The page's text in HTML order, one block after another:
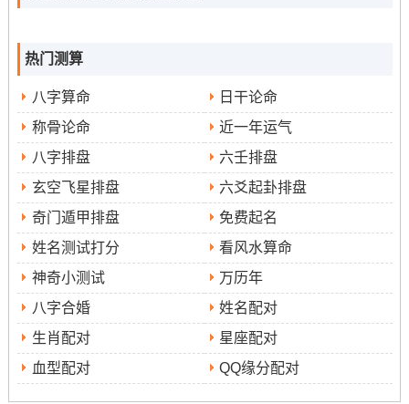
顺利推进！此刻开工能借天时之力；破除障碍！
旺！此时动土寓意以后的日子生活丰足无忧！
申时（下午15点至17点）:天愿吉时标记心愿达成与长久稳
固！适合进行安门、安灶等关键工序！
装修开工的全程注意事项
前期:提前跟邻居沟通工期 -避免扰民纠纷！现场清理干
净；以示对神灵尊重！准备好祭品（水果、糖果、茶
酒）；择吉时举行简单仪式！
中期:严格遵守施工安全规范；定期检查质量！避免在凶方
（如岁破方位西北）先动土、优先从吉方（东南）开始作
热门测算
八字算命
日干论命
称骨论命
近一年运气
八字排盘
六壬排盘
玄空飞星排盘
六爻起卦排盘
奇门遁甲排盘
免费起名
姓名测试打分
看风水算命
神奇小测试
万历年
八字合婚
姓名配对
生肖配对
星座配对
血型配对
QQ缘分配对